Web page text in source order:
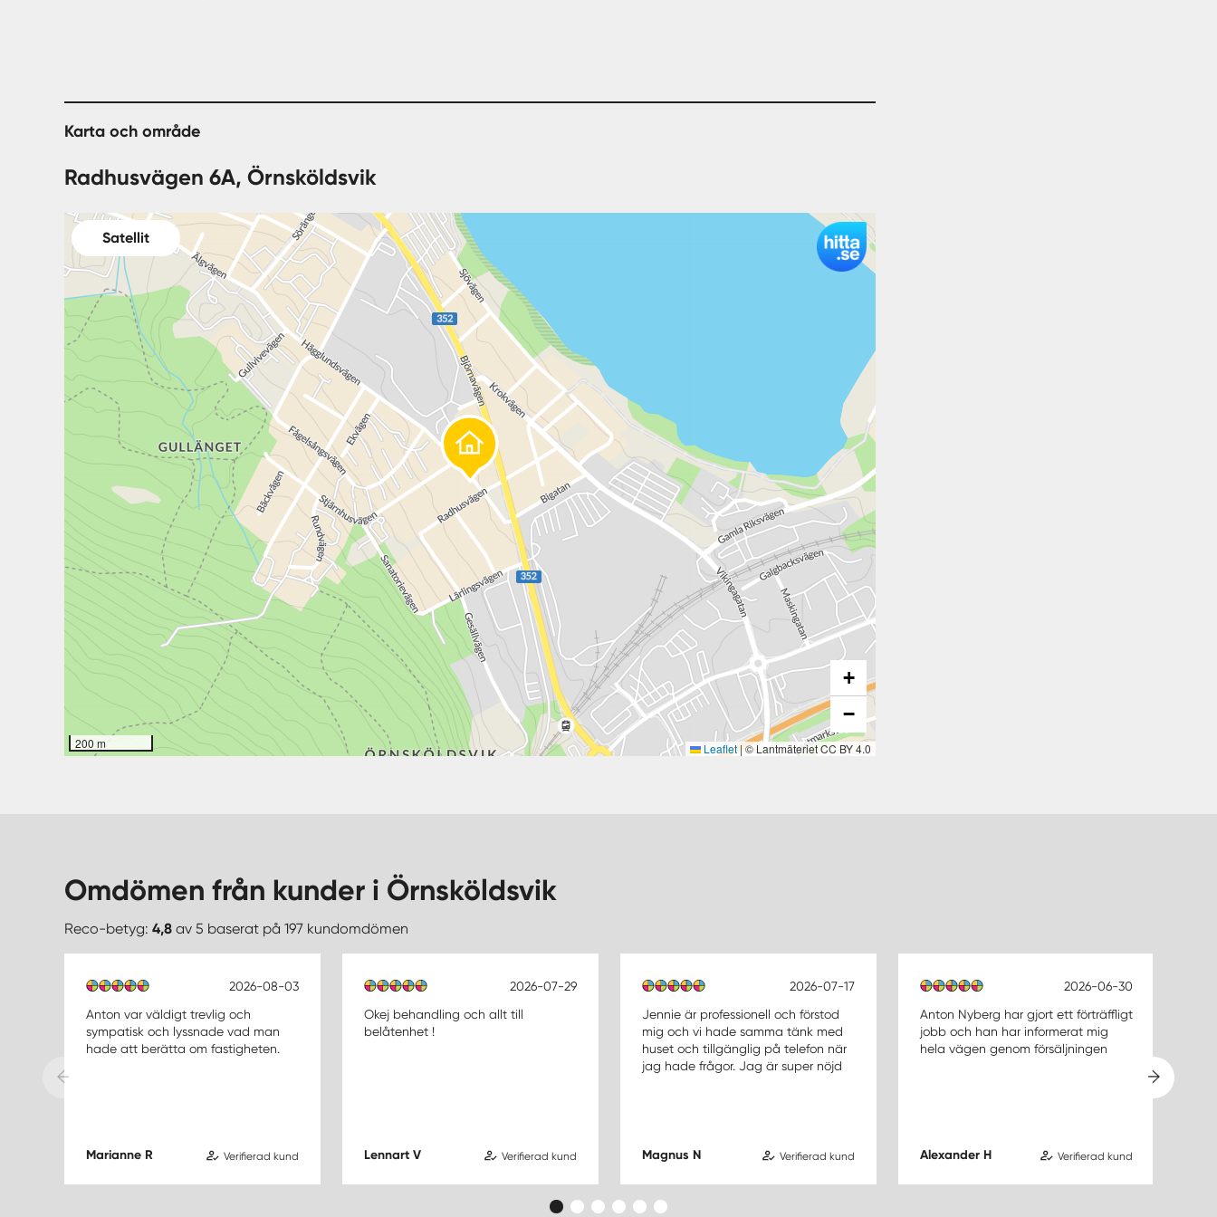
Karta och område
Radhusvägen 6A, Örnsköldsvik
Satellit
200 m
+
−
Leaflet|© Lantmäteriet CC BY 4.0
Omdömen från kunder i Örnsköldsvik
Reco-betyg: 4,8 av 5 baserat på 197 kundomdömen
2026-08-03
Anton var väldigt trevlig och
sympatisk och lyssnade vad man
hade att berätta om fastigheten.
Marianne R Verifierad kund
2026-07-29
Okej behandling och allt till
belåtenhet !
Lennart V Verifierad kund
2026-07-17
Jennie är professionell och förstod
mig och vi hade samma tänk med
huset och tillgänglig på telefon när
jag hade frågor. Jag är super nöjd
Magnus N Verifierad kund
2026-06-30
Anton Nyberg har gjort ett förträffligt
jobb och han har informerat mig
hela vägen genom försäljningen
Alexander H Verifierad kund